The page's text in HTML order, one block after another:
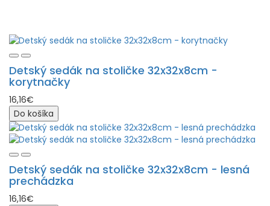
Detský sedák na stoličke 32x32x8cm -
korytnačky
16,16€
Do košíka
Detský sedák na stoličke 32x32x8cm - lesná
prechádzka
16,16€